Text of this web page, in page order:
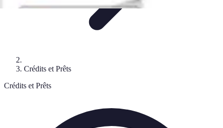
Crédits et Prêts
Crédits et Prêts